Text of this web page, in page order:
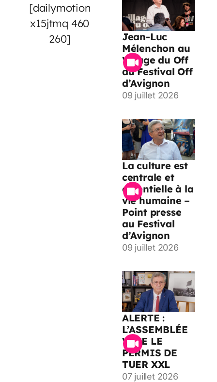
[dailymotion
x15jtmq 460
260]
Jean-Luc
Mélenchon au
Village du Off
du Festival Off
d’Avignon
09 juillet 2026
La culture est
centrale et
essentielle à la
vie humaine –
Point presse
au Festival
d’Avignon
09 juillet 2026
ALERTE :
L’ASSEMBLÉE
VOTE LE
PERMIS DE
TUER XXL
07 juillet 2026